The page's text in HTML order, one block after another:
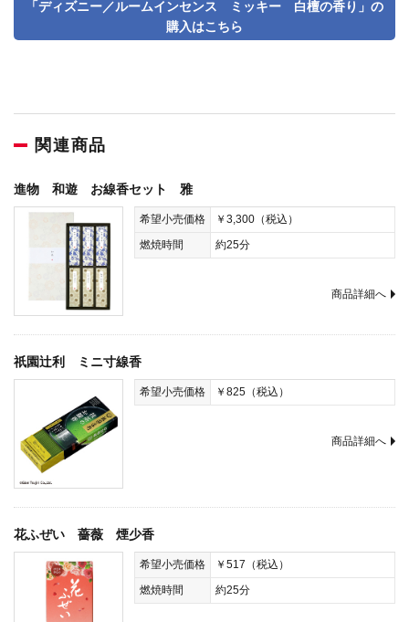
「ディズニー／ルームインセンス ミッキー 白檀の香り」の
購入はこちら
関連商品
進物 和遊 お線香セット 雅
希望小売価格
￥3,300（税込）
燃焼時間
約25分
商品詳細へ
祇園辻利 ミニ寸線香
希望小売価格 ￥825（税込）
商品詳細へ
花ふぜい 薔薇 煙少香
希望小売価格
￥517（税込）
燃焼時間
約25分